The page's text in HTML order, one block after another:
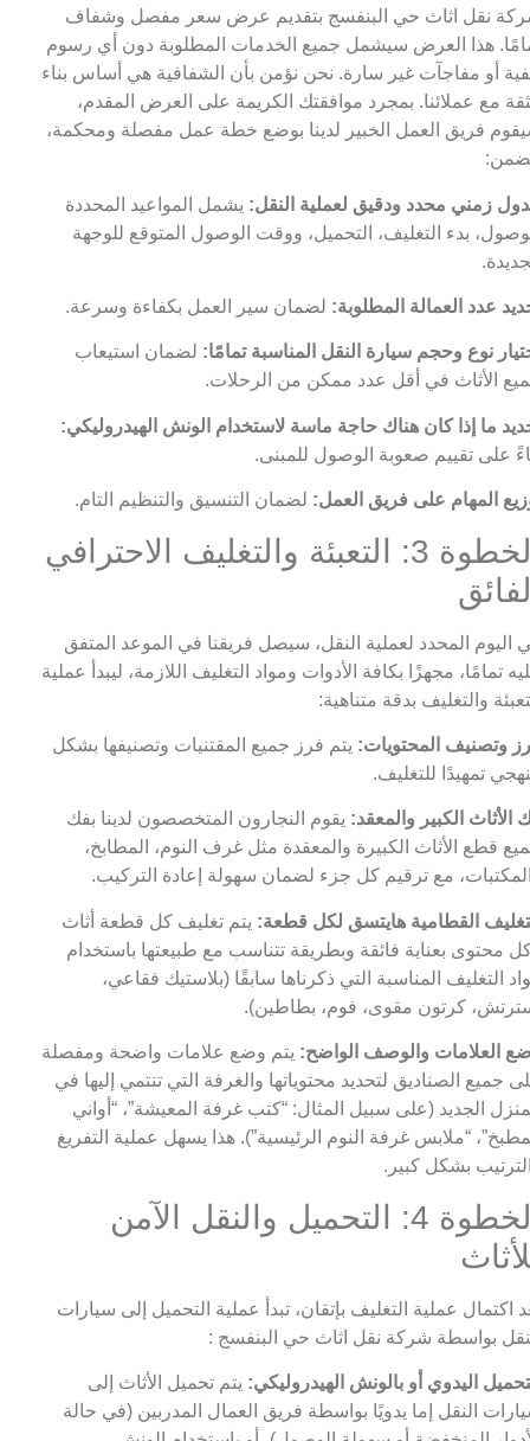
نقل اثاث حي البنفسج بتقديم عرض سعر مفصل وشفاف
هذا العرض سيشمل جميع الخدمات المطلوبة دون أي رسوم
أو مفاجآت غير سارة. نحن نؤمن بأن الشفافية هي أساس بناء
مع عملائنا. بمجرد موافقتك الكريمة على العرض المقدم،
فريق العمل الخبير لدينا بوضع خطة عمل مفصلة ومحكمة،
زمني محدد ودقيق لعملية النقل: يشمل المواعيد المحددة
بدء التغليف، التحميل، ووقت الوصول المتوقع للوجهة
عدد العمالة المطلوبة: لضمان سير العمل بكفاءة وسرعة.
نوع وحجم سيارة النقل المناسبة تمامًا: لضمان استيعاب
الأثاث في أقل عدد ممكن من الرحلات.
ما إذا كان هناك حاجة ماسة لاستخدام الونش الهيدروليكي:
على تقييم صعوبة الوصول للمبنى.
المهام على فريق العمل: لضمان التنسيق والتنظيم التام.
الخطوة 3: التعبئة والتغليف الاحترافي
اليوم المحدد لعملية النقل، سيصل فريقنا في الموعد المتفق
تمامًا، مجهزًا بكافة الأدوات ومواد التغليف اللازمة، ليبدأ عملية
والتغليف بدقة متناهية:
وتصنيف المحتويات: يتم فرز جميع المقتنيات وتصنيفها بشكل
تمهيدًا للتغليف.
الأثاث الكبير والمعقد: يقوم النجارون المتخصصون لدينا بفك
قطع الأثاث الكبيرة والمعقدة مثل غرف النوم، المطابخ،
مع ترقيم كل جزء لضمان سهولة إعادة التركيب.
القطامية هايتسق لكل قطعة: يتم تغليف كل قطعة أثاث
محتوى بعناية فائقة وبطريقة تتناسب مع طبيعتها باستخدام
التغليف المناسبة التي ذكرناها سابقًا (بلاستيك فقاعي،
كرتون مقوى، فوم، بطاطين).
العلامات والوصف الواضح: يتم وضع علامات واضحة ومفصلة
جميع الصناديق لتحديد محتوياتها والغرفة التي تنتمي إليها في
الجديد (على سبيل المثال: “كتب غرفة المعيشة”، “أواني
“ملابس غرفة النوم الرئيسية”). هذا يسهل عملية التفريغ
بشكل كبير.
الخطوة 4: التحميل والنقل الآمن
اكتمال عملية التغليف بإتقان، تبدأ عملية التحميل إلى سيارات
بواسطة شركة نقل اثاث حي البنفسج :
اليدوي أو بالونش الهيدروليكي: يتم تحميل الأثاث إلى
النقل إما يدويًا بواسطة فريق العمال المدربين (في حالة